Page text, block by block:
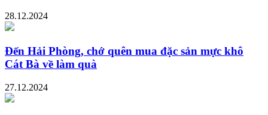
28.12.2024
Đến Hải Phòng, chớ quên mua đặc sản mực khô
Cát Bà về làm quà
27.12.2024